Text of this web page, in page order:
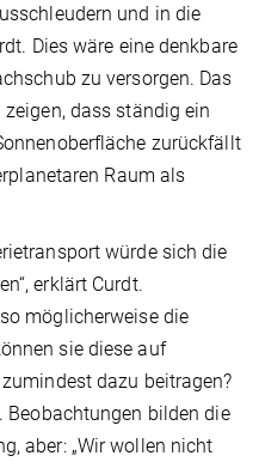
und in die
Dies wäre eine denkbare
zu versorgen. Das
dass ständig ein
zurückfällt
Raum als
würde sich die
erklärt Curdt.
möglicherweise die
sie diese auf
dazu beitragen?
Beobachtungen bilden die
aber: „Wir wollen nicht